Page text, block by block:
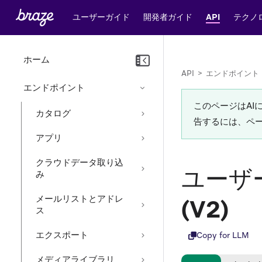
ユーザーガイド 開発者ガイド API テクノ
ホーム
エンドポイント
カタログ
アプリ
クラウドデータ取り込
み
メールリストとアドレ
ス
エクスポート
メディアライブラリ
API > エンドポイント
このページはAI
告するには、ペ
ユーザ
(V2)
Copy for LLM